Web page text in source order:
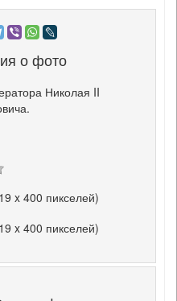
о фото
Николая II
x 400 пикселей)
x 400 пикселей)